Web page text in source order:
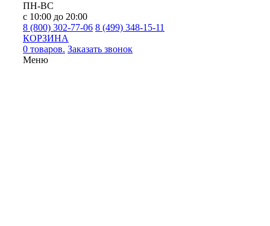
ПН-ВС
с 10:00 до 20:00
8 (800) 302-77-06 8 (499) 348-15-11
КОРЗИНА
0 товаров. Заказать звонок
Меню